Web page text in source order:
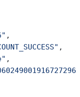
,
,
,